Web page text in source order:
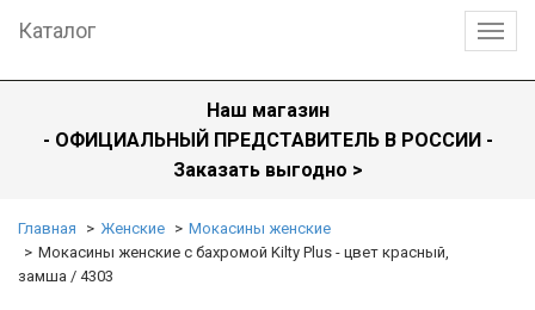
Каталог
Наш магазин
- ОФИЦИАЛЬНЫЙ ПРЕДСТАВИТЕЛЬ В РОССИИ -
Заказать выгодно >
Главная Женские
Мокасины женские
Мокасины женские с бахромой Kilty Plus - цвет красный,
замша / 4303